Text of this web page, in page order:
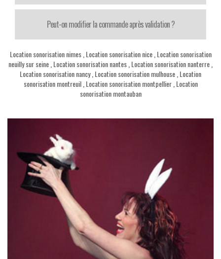
Peut-on modifier la commande après validation ?
Location sonorisation nimes, Location sonorisation nice, Location sonorisation
neuilly sur seine Location sonorisation nantes Location sonorisation nanterre
Location sonorisation nancy, Location sonorisation mulhouse Location
sonorisation montreuil, Location sonorisation montpellier, Location
sonorisation montauban